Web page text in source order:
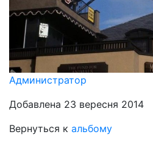
Администратор
Добавлена 23 вересня 2014
Вернуться к альбому